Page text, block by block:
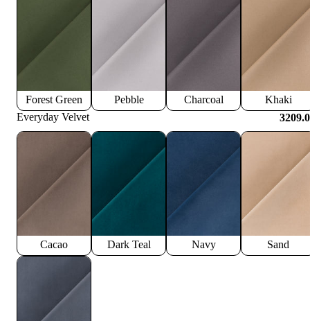
Forest Green Pebble Charcoal
Khaki
Everyday Velvet
Cacao Dark Teal Navy Sand